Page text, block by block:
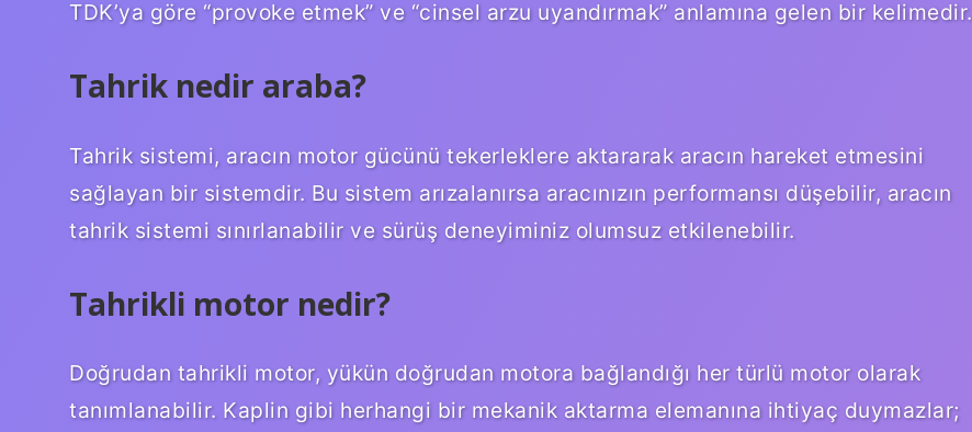
TDK’ya göre “provoke etmek” ve “cinsel arzu uyandırmak” anlamına gelen bir kelimedir.
Tahrik nedir araba?
Tahrik sistemi, aracın motor gücünü tekerleklere aktararak aracın hareket etmesini
sağlayan bir sistemdir. Bu sistem arızalanırsa aracınızın performansı düşebilir, aracın
tahrik sistemi sınırlanabilir ve sürüş deneyiminiz olumsuz etkilenebilir.
Tahrikli motor nedir?
Doğrudan tahrikli motor, yükün doğrudan motora bağlandığı her türlü motor olarak
tanımlanabilir. Kaplin gibi herhangi bir mekanik aktarma elemanına ihtiyaç duymazlar;